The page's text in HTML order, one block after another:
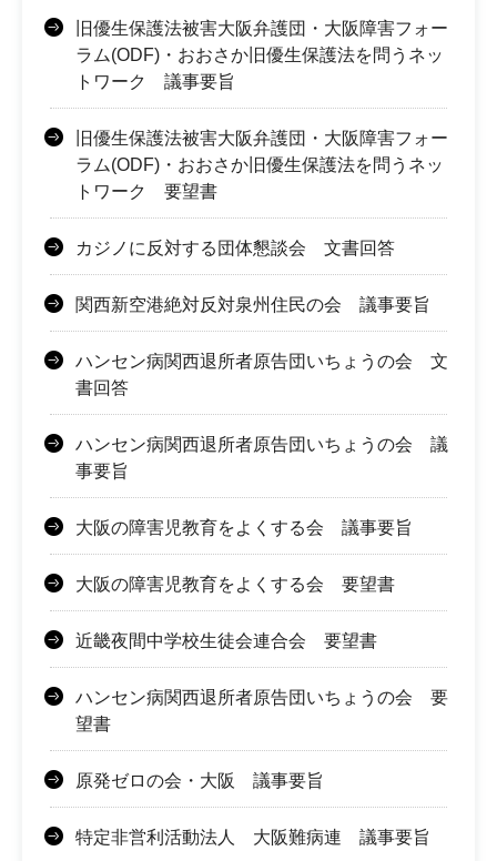
旧優生保護法被害大阪弁護団・大阪障害フォー
ラム(ODF)・おおさか旧優生保護法を問うネッ
トワーク 議事要旨
旧優生保護法被害大阪弁護団・大阪障害フォー
ラム(ODF)・おおさか旧優生保護法を問うネッ
トワーク 要望書
カジノに反対する団体懇談会 文書回答
関西新空港絶対反対泉州住民の会 議事要旨
ハンセン病関西退所者原告団いちょうの会 文
書回答
ハンセン病関西退所者原告団いちょうの会 議
事要旨
大阪の障害児教育をよくする会 議事要旨
大阪の障害児教育をよくする会 要望書
近畿夜間中学校生徒会連合会 要望書
ハンセン病関西退所者原告団いちょうの会 要
望書
原発ゼロの会・大阪 議事要旨
特定非営利活動法人 大阪難病連 議事要旨